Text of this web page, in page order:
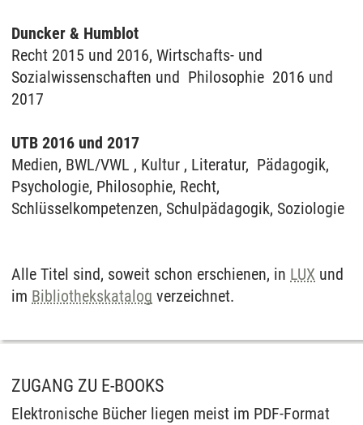
Duncker & Humblot
Recht 2015 und 2016, Wirtschafts- und
Sozialwissenschaften und Philosophie 2016 und
2017
UTB 2016 und 2017
Medien, BWL/VWL , Kultur , Literatur, Pädagogik,
Psychologie, Philosophie, Recht,
Schlüsselkompetenzen, Schulpädagogik, Soziologie
Alle Titel sind, soweit schon erschienen, in LUX und
im Bibliothekskatalog verzeichnet.
ZUGANG ZU E-BOOKS
Elektronische Bücher liegen meist im PDF-Format